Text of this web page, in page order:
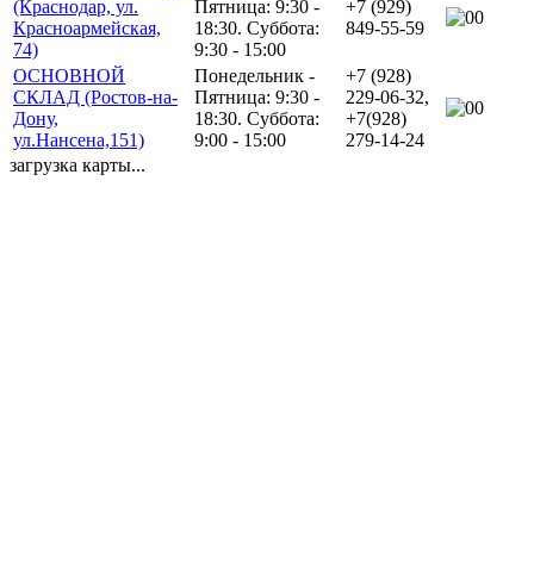
(Краснодар, ул.
Красноармейская,
74)
Пятница: 9:30 -
18:30. Суббота:
9:30 - 15:00
+7 (929)
849-55-59
0
ОСНОВНОЙ
СКЛАД (Ростов-на-
Дону,
ул.Нансена,151)
Понедельник -
Пятница: 9:30 -
18:30. Суббота:
9:00 - 15:00
+7 (928)
229-06-32,
+7(928)
279-14-24
0
загрузка карты...